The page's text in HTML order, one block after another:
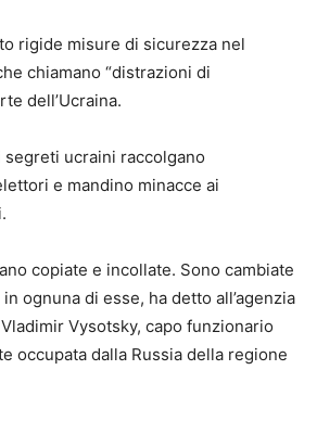
rigide misure di sicurezza nel
chiamano “distrazioni di
dell’Ucraina.
ucraini raccolgano
e mandino minacce ai
copiate e incollate. Sono cambiate
ognuna di esse, ha detto all’agenzia
Vysotsky, capo funzionario
occupata dalla Russia della regione